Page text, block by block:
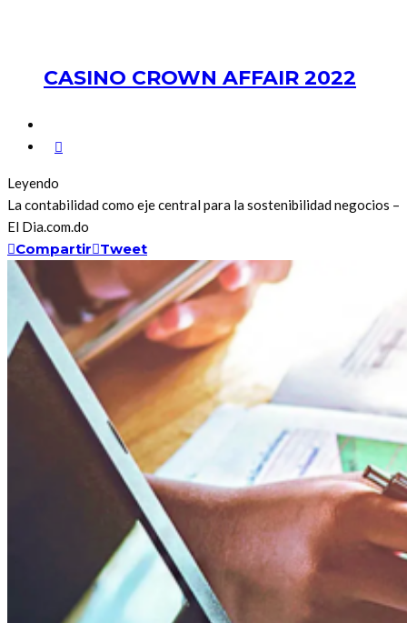
CASINO CROWN AFFAIR 2022
Leyendo
La contabilidad como eje central para la sostenibilidad negocios –
El Dia.com.do
Compartir Tweet